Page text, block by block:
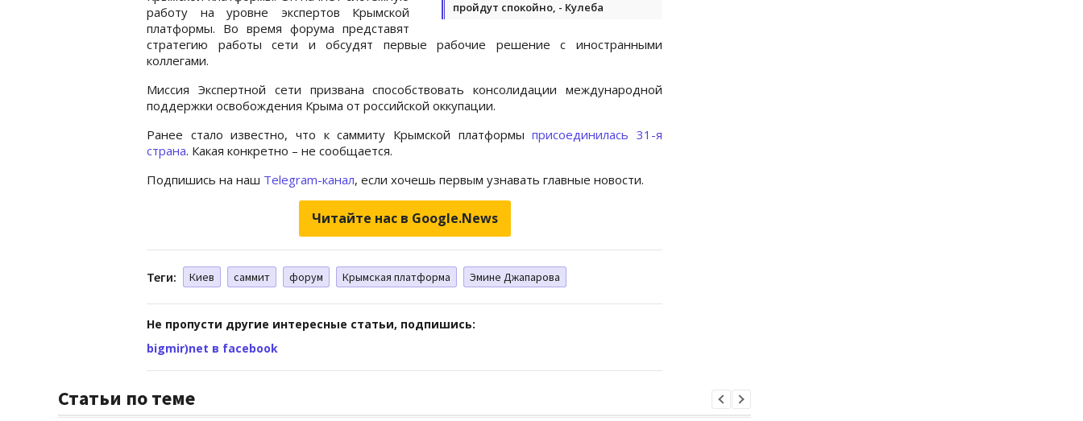
пройдут спокойно, - Кулеба
работу на уровне экспертов Крымской
платформы. Во время форума представят
стратегию работы сети и обсудят первые рабочие решение с иностранными
коллегами.
Миссия Экспертной сети призвана способствовать консолидации международной
поддержки освобождения Крыма от российской оккупации.
Ранее стало известно, что к саммиту Крымской платформыприсоединилась 31-я
страна. Какая конкретно – не сообщается.
Подпишись на наш Telegram-канал, если хочешь первым узнавать главные новости.
Читайте нас в Google.News
Теги: Киев саммит форум Крымская платформа Эмине Джапарова
Не пропусти другие интересные статьи, подпишись:
bigmir)net в facebook
Статьи по теме